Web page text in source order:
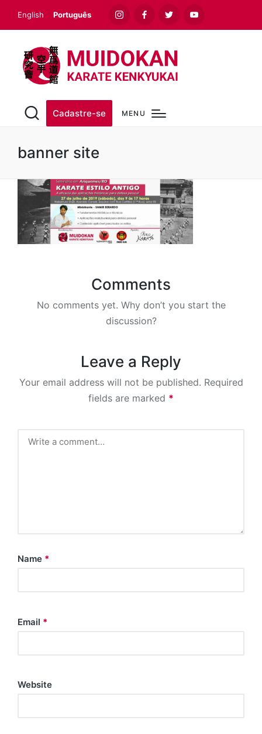
English Português
InstagramFacebookTwitterYoutube
Cadastre-se MENU
banner site
Comments
No comments yet. Why don’t you start the
discussion?
Leave a Reply
Your email address will not be published. Required
fields are marked *
Name *
Email *
Website